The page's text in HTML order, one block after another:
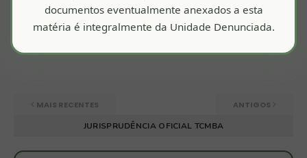
Jacobina/BA: Ex-prefeito terá que devolver
R$ 3,6 milhões aos cofres públicos
MAIS RECENTES
ANTIGOS
JURISPRUDÊNCIA OFICIAL TCMBA
documentos eventualmente anexados a esta
matéria é integralmente da Unidade Denunciada.